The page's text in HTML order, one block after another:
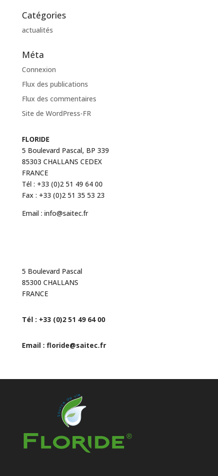
Catégories
actualités
Méta
Connexion
Flux des publications
Flux des commentaires
Site de WordPress-FR
FLORIDE
5 Boulevard Pascal, BP 339
85303 CHALLANS CEDEX
FRANCE
Tél : +33 (0)2 51 49 64 00
Fax : +33 (0)2 51 35 53 23
Email : info@saitec.fr
5 Boulevard Pascal
85300 CHALLANS
FRANCE
Tél : +33 (0)2 51 49 64 00
Email : floride@saitec.fr